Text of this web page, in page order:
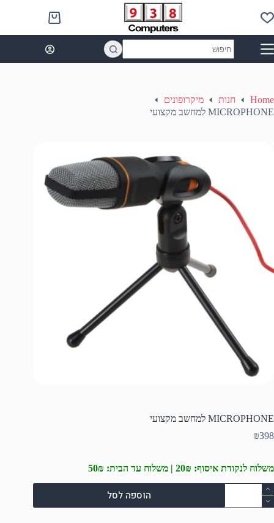
to
content
Shopping
cart
results
Home חנות
מיקרופונים
MICROPHONE למחשב מקצועי
MICROPHONE למחשב מקצועי
₪398
משלוח לנקודת איסוף: 20₪ | משלוח עד הבית: 50₪
כמות
של
MICROPHONE
הוספה לסל